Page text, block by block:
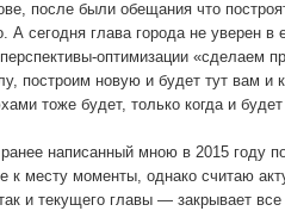
после были обещания что
А сегодня глава города не уверен в
оптимизации «сделаем
построим новую и будет тут вам и
тоже будет, только когда и
написанный мною в 2015 году
к месту моменты, однако считаю
и текущего главы — закрывает